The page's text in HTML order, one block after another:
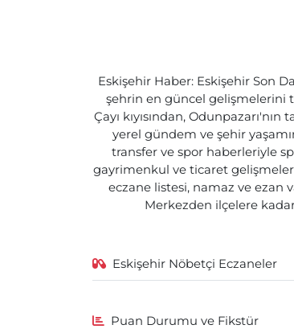
Eskişehir Haber: Eskişehir Son
şehrin en güncel gelişmelerini
Çayı kıyısından,
yerel gündem ve şehir
transfer ve spor haberleriyle
gayrimenkul ve ticaret
eczane listesi, namaz ve ezan
Merkezden ilçelere
Eskişehir Nöbetçi Eczaneler
Puan Durumu ve Fikstür